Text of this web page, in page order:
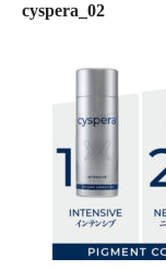
cyspera_02